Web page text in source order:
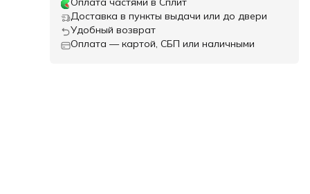
Доставка в пункты выдачи или до двери
Удобный возврат
Оплата — картой, СБП или наличными